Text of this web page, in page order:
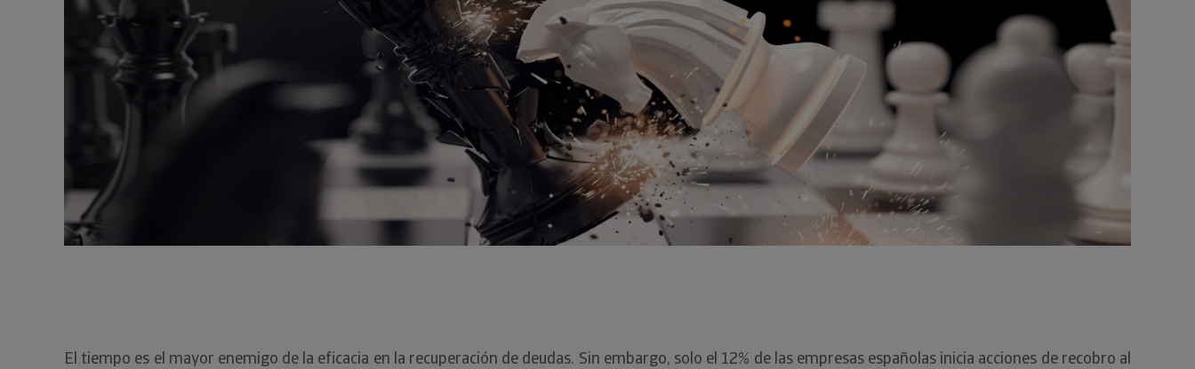
El tiempo es el mayor enemigo de la eficacia en la recuperación de deudas. Sin embargo, solo el 12% de las empresas españolas inicia acciones de recobro al